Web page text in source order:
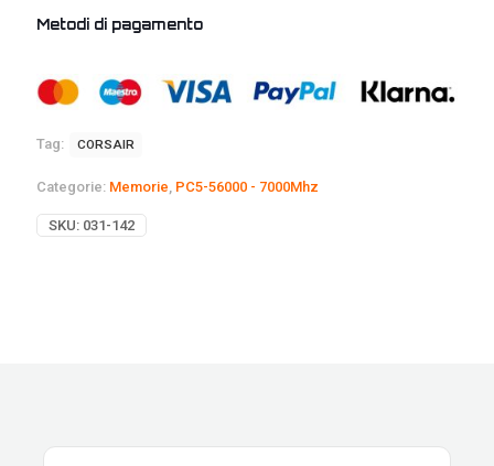
Metodi di pagamento
Tag: CORSAIR
Categorie: Memorie PC5-56000 - 7000Mhz
SKU: 031-142